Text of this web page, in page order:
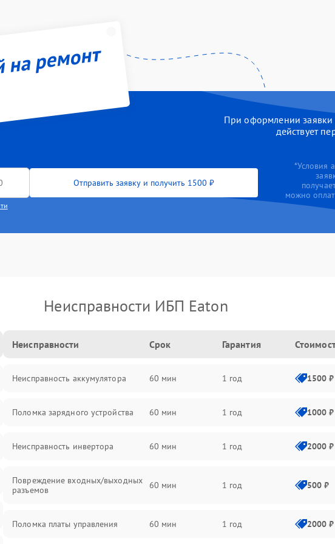
ремонт
При оформлении заявки
действует
Отправить заявку и получить 1500 ₽
*Условия
можно
Неисправности ИБП Eaton
Неисправности Срок Гарантия
Неисправность аккумулятора 60 мин 1 год 1500 ₽
Поломка зарядного устройства 60 мин 1 год 1000 ₽
Неисправность инвертора 60 мин 1 год 2000 ₽
Повреждение входных/выходных
разъемов
60 мин 1 год 500 ₽
Поломка платы управления 60 мин 1 год 2000 ₽